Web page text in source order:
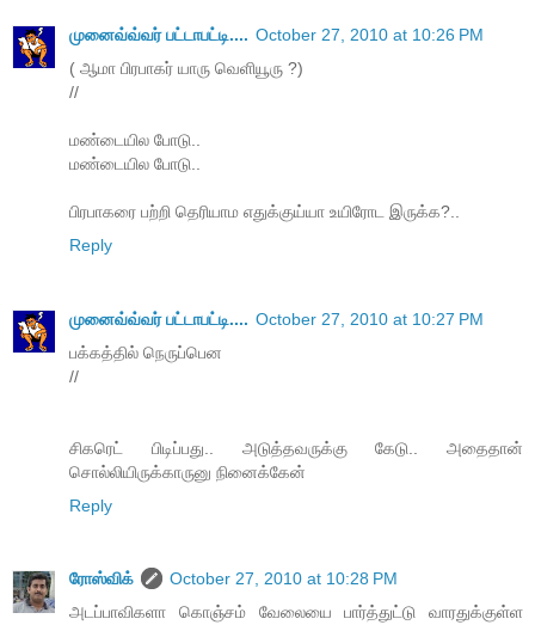
முனைவ்வ்வர் பட்டாபட்டி.... October 27, 2010 at 10:26 PM
( ஆமா பிரபாகர் யாரு வெளியூரு ?)
//
மண்டையில போடு..
மண்டையில போடு..
பிரபாகரை பற்றி தெரியாம எதுக்குய்யா உயிரோட இருக்க?..
Reply
முனைவ்வ்வர் பட்டாபட்டி.... October 27, 2010 at 10:27 PM
பக்கத்தில் நெருப்பென
//
சிகரெட் பிடிப்பது.. அடுத்தவருக்கு கேடு.. அதைதான்
சொல்லியிருக்காருனு நினைக்கேன்
Reply
ரோஸ்விக்
October 27, 2010 at 10:28 PM
அடப்பாவிகளா கொஞ்சம் வேலையை பார்த்துட்டு வாரதுக்குள்ள